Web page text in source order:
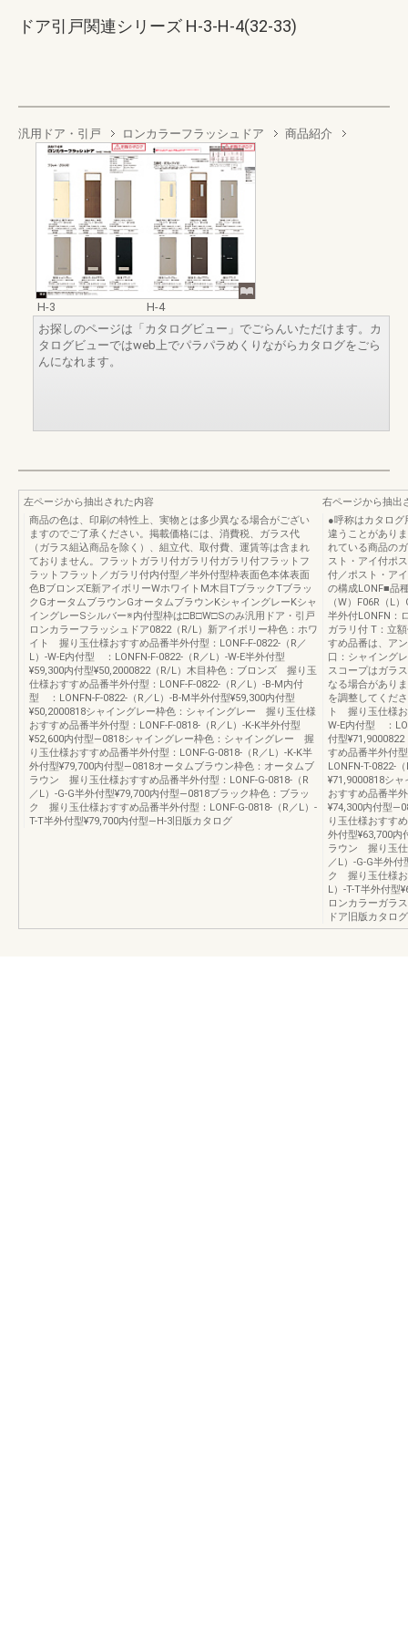
ドア引戸関連シリーズ H-3-H-4(32-33)
汎用ドア・引戸 ロンカラーフラッシュドア 商品紹介
H-3
H-4
お探しのページは「カタログビュー」でごらんいただけます。カ
タログビューではweb上でパラパラめくりながらカタログをごら
んになれます。
左ページから抽出された内容
商品の色は、印刷の特性上、実物とは多少異なる場合がござい
ますのでご了承ください。掲載価格には、消費税、ガラス代
（ガラス組込商品を除く）、組立代、取付費、運賃等は含まれ
ておりません。フラットガラリ付ガラリ付ガラリ付フラットフ
ラットフラット／ガラリ付内付型／半外付型枠表面色本体表面
色BブロンズE新アイボリーWホワイトM木目TブラックTブラッ
クGオータムブラウンGオータムブラウンKシャイングレーKシャ
イングレーSシルバー※内付型枠は□B□W□Sのみ汎用ドア・引戸
ロンカラーフラッシュドア0822（R/L）新アイボリー枠色：ホワ
イト 握り玉仕様おすすめ品番半外付型：LONF-F-0822-（R／
L）-W-E内付型 ：LONFN-F-0822-（R／L）-W-E半外付型
¥59,300内付型¥50,2000822（R/L）木目枠色：ブロンズ 握り玉
仕様おすすめ品番半外付型：LONF-F-0822-（R／L）-B-M内付
型 ：LONFN-F-0822-（R／L）-B-M半外付型¥59,300内付型
¥50,2000818シャイングレー枠色：シャイングレー 握り玉仕様
おすすめ品番半外付型：LONF-F-0818-（R／L）-K-K半外付型
¥52,600内付型—0818シャイングレー枠色：シャイングレー 握
り玉仕様おすすめ品番半外付型：LONF-G-0818-（R／L）-K-K半
外付型¥79,700内付型—0818オータムブラウン枠色：オータムブ
ラウン 握り玉仕様おすすめ品番半外付型：LONF-G-0818-（R
／L）-G-G半外付型¥79,700内付型—0818ブラック枠色：ブラッ
ク 握り玉仕様おすすめ品番半外付型：LONF-G-0818-（R／L）-
T-T半外付型¥79,700内付型—H-3旧版カタログ
右ページから抽出
●呼称はカタログ
違うことがあり
れている商品の
スト・アイ付ポ
付／ポスト・ア
の構成LONF■品
（W）F06R（L
半外付LONFN：
ガラリ付 T：立
すめ品番は、ア
口：シャイング
スコープはガラ
なる場合があり
を調整してくだ
ト 握り玉仕様お
W-E内付型 ：
付型
すめ品番半外付
LONFN-T-0822-
¥71,9000818シ
おすすめ品番半
¥74,300内付型
り玉仕様おすす
外付型¥63,700内
ラウン 握り玉仕
／L）-G-G半外
ク 握り玉仕様お
L）-T-T半外付型
ロンカラーガラ
ドア旧版カタログ